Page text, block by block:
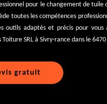
pour le changement de
toutes les compétences
outils adaptés et précis pour
SRL à Sivry-rance dans le
gratuit